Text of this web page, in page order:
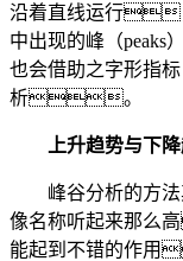
沿着直线运行
中出现的峰（
也会借助之字形指标
析。
上升趋势与下
峰谷分析的方
像名称听起来那么
能起到不错的作用